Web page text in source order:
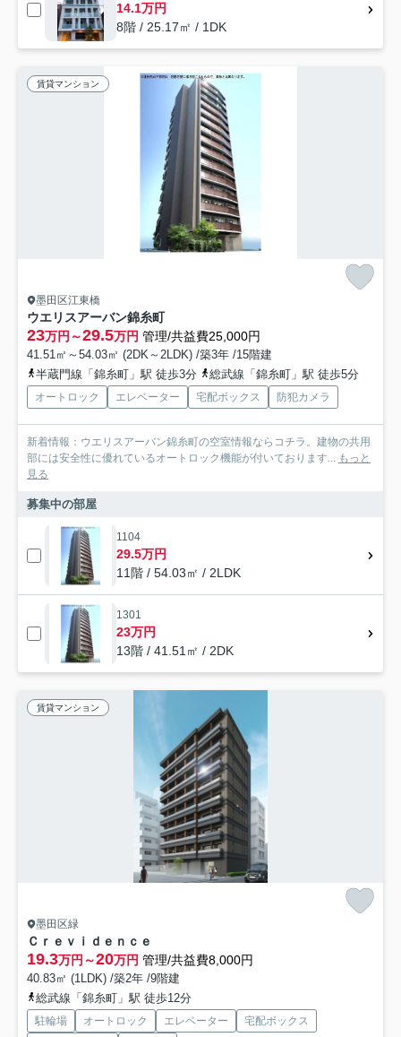
14.1万円
8階 / 25.17㎡ / 1DK
賃貸マンション
墨田区江東橋
ウエリスアーバン錦糸町
23万円～29.5万円 管理/共益費25,000円
41.51㎡～54.03㎡ (2DK～2LDK) /築3年 /15階建
半蔵門線「錦糸町」駅 徒歩3分
総武線「錦糸町」駅 徒歩5分
オートロック エレベーター 宅配ボックス 防犯カメラ
新着情報：ウエリスアーバン錦糸町の空室情報ならコチラ。建物の共用
部には安全性に優れているオートロック機能が付いております... もっと
見る
募集中の部屋
1104
29.5万円
11階 / 54.03㎡ / 2LDK
1301
23万円
13階 / 41.51㎡ / 2DK
賃貸マンション
墨田区緑
Ｃｒｅｖｉｄｅｎｃｅ
19.3万円～20万円 管理/共益費8,000円
40.83㎡ (1LDK) /築2年 /9階建
総武線「錦糸町」駅 徒歩12分
駐輪場 オートロック エレベーター
宅配ボックス